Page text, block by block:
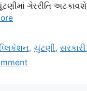
ગેરરીતિ
,ચુંટણી,સરકારી